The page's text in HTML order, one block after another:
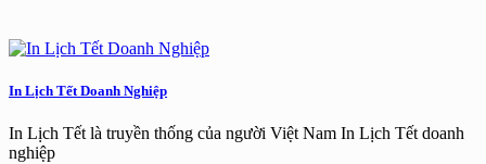
In Lịch Tết Doanh Nghiệp
In Lịch Tết là truyền thống của người Việt Nam In Lịch Tết doanh
nghiệp